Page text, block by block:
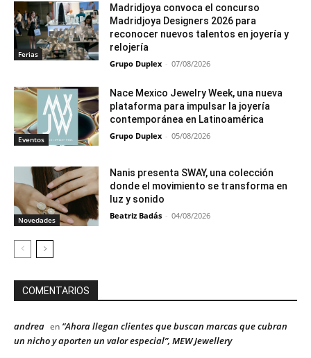
Ferias
Madridjoya convoca el concurso
Madridjoya Designers 2026 para
reconocer nuevos talentos en joyería y
relojería
Grupo Duplex - 07/08/2026
Eventos
Nace Mexico Jewelry Week, una nueva
plataforma para impulsar la joyería
contemporánea en Latinoamérica
Grupo Duplex - 05/08/2026
Novedades
Nanis presenta SWAY, una colección
donde el movimiento se transforma en
luz y sonido
Beatriz Badás - 04/08/2026
COMENTARIOS
andrea en “Ahora llegan clientes que buscan marcas que cubran
un nicho y aporten un valor especial”, MEW Jewellery